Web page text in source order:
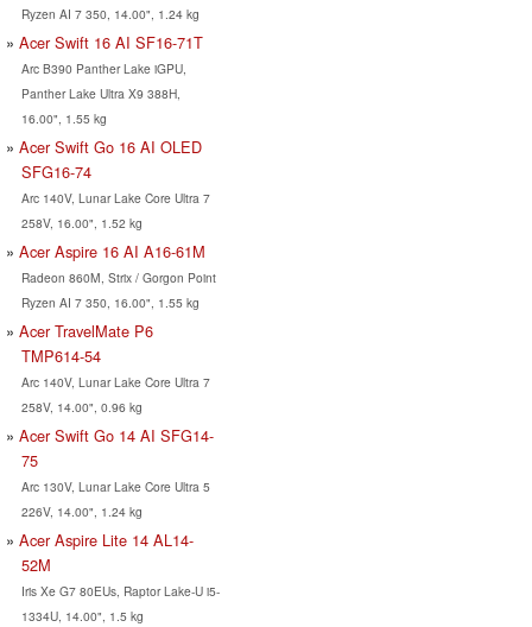
Ryzen AI 7 350, 14.00", 1.24 kg
Acer Swift 16 AI SF16-71T
Arc B390 Panther Lake iGPU,
Panther Lake Ultra X9 388H,
16.00", 1.55 kg
Acer Swift Go 16 AI OLED
SFG16-74
Arc 140V, Lunar Lake Core Ultra 7
258V, 16.00", 1.52 kg
Acer Aspire 16 AI A16-61M
Radeon 860M, Strix / Gorgon Point
Ryzen AI 7 350, 16.00", 1.55 kg
Acer TravelMate P6
TMP614-54
Arc 140V, Lunar Lake Core Ultra 7
258V, 14.00", 0.96 kg
Acer Swift Go 14 AI SFG14-
75
Arc 130V, Lunar Lake Core Ultra 5
226V, 14.00", 1.24 kg
Acer Aspire Lite 14 AL14-
52M
Iris Xe G7 80EUs, Raptor Lake-U i5-
1334U, 14.00", 1.5 kg